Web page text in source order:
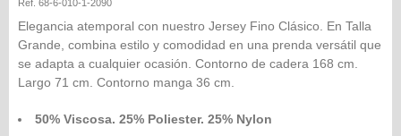
Ref. 68-6-010-1-2090
Elegancia atemporal con nuestro Jersey Fino Clásico. En Talla
Grande, combina estilo y comodidad en una prenda versátil que
se adapta a cualquier ocasión. Contorno de cadera 168 cm.
Largo 71 cm. Contorno manga 36 cm.
50% Viscosa. 25% Poliester. 25% Nylon